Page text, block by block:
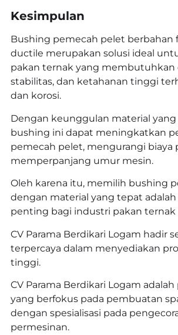
Kesimpulan
Bushing pemecah pelet berbahan
ductile merupakan solusi ideal
pakan ternak yang membutuhkan
stabilitas, dan ketahanan tinggi
dan korosi.
Dengan keunggulan material yang
bushing ini dapat meningkatkan
pemecah pelet, mengurangi biaya
memperpanjang umur mesin.
Oleh karena itu, memilih bushing
dengan material yang tepat adalah
penting bagi industri pakan ternak
CV Parama Berdikari Logam hadir
terpercaya dalam menyediakan
tinggi.
CV Parama Berdikari Logam
yang berfokus pada pembuatan
dengan spesialisasi pada
permesinan.